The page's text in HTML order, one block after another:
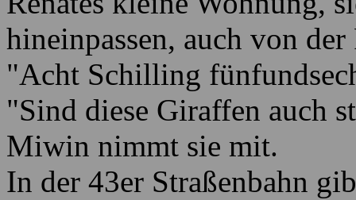
hineinpassen, auch von
"Acht Schilling
"Sind diese Giraffen auch
Miwin nimmt sie mit.
In der 43er Straßenbahn